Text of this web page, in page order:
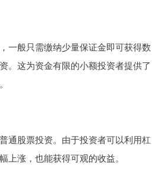
一般只需缴纳少量保证金即可获得数
。这为资金有限的小额投资者提供了
通股票投资。由于投资者可以利用杠
上涨，也能获得可观的收益。